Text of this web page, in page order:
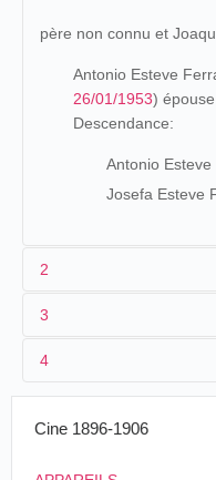
père non connu et
Antonio Esteve
26/01/1953)
Descendance:
Antonio
Josefa Esteve
2
Uno de los éxitos más
3
4
Cine 1896-1906